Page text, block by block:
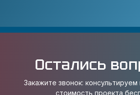
Остались
Закажите звонок:
стоимость проекта